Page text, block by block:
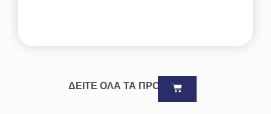
ΔΕΙΤΕ ΟΛΑ ΤΑ ΠΡΟΪΟΝΤΑ